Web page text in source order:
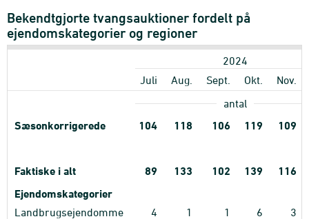
Bekendtgjorte tvangsauktioner fordelt på
ejendomskategorier og regioner
2024
Juli
Aug. Sept. Okt.
Nov.
antal
Sæsonkorrigerede 104 118 106 119 109
Faktiske i alt 89 133 102 139
116
Ejendomskategorier
Landbrugsejendomme 4 1 1 6
3